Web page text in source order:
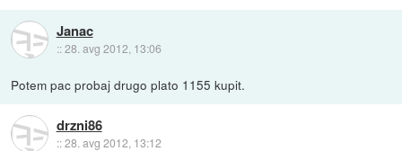
Janac
::28. avg 2012, 13:06
Potem pac probaj drugo plato 1155 kupit.
drzni86
::28. avg 2012, 13:12